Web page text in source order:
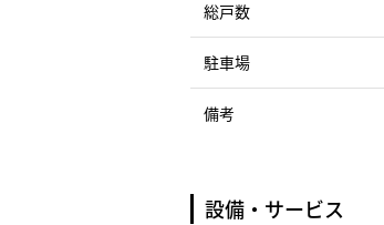
総戸数
駐車場
備考
設備・サービス